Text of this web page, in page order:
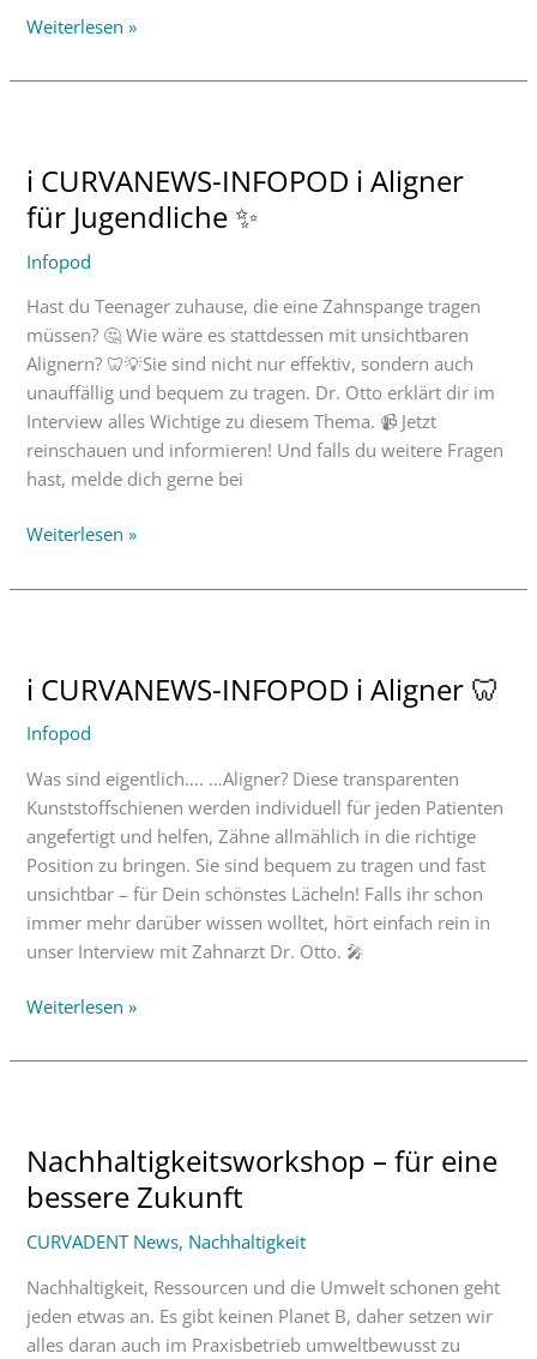
Weiterlesen »
ℹ CURVANEWS-INFOPOD ℹ Aligner
für Jugendliche ✨
Infopod
Hast du Teenager zuhause, die eine Zahnspange tragen
müssen? 🤔 Wie wäre es stattdessen mit unsichtbaren
Alignern? 🦷💡Sie sind nicht nur effektiv, sondern auch
unauffällig und bequem zu tragen. Dr. Otto erklärt dir im
Interview alles Wichtige zu diesem Thema. 📹 Jetzt
reinschauen und informieren! Und falls du weitere Fragen
hast, melde dich gerne bei
INFOPOD
ℹ
Aligner
für
Jugendliche
Weiterlesen »
ℹ CURVANEWS-INFOPOD ℹ Aligner 🦷
Infopod
Was sind eigentlich…. …Aligner? Diese transparenten
Kunststoffschienen werden individuell für jeden Patienten
angefertigt und helfen, Zähne allmählich in die richtige
Position zu bringen. Sie sind bequem zu tragen und fast
unsichtbar – für Dein schönstes Lächeln! Falls ihr schon
immer mehr darüber wissen wolltet, hört einfach rein in
unser Interview mit Zahnarzt Dr. Otto. 🎤
INFOPOD
Aligner
🦷
Weiterlesen »
Nachhaltigkeitsworkshop – für eine
bessere Zukunft
CURVADENT News, Nachhaltigkeit
Nachhaltigkeit, Ressourcen und die Umwelt schonen geht
jeden etwas an. Es gibt keinen Planet B, daher setzen wir
alles daran auch im Praxisbetrieb umweltbewusst zu
für
eine
Zukunft